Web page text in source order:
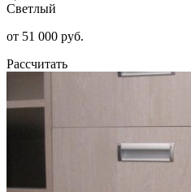
Светлый
от 51 000 руб.
Рассчитать